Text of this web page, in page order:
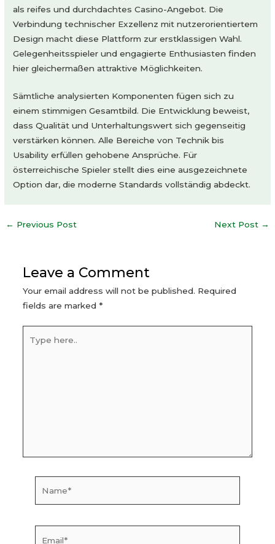
als reifes und durchdachtes Casino-Angebot. Die
Verbindung technischer Exzellenz mit nutzerorientiertem
Design macht diese Plattform zur erstklassigen Wahl.
Gelegenheitsspieler und engagierte Enthusiasten finden
hier gleichermaßen attraktive Möglichkeiten.
Sämtliche analysierten Komponenten fügen sich zu
einem stimmigen Gesamtbild. Die Entwicklung beweist,
dass Qualität und Unterhaltungswert sich gegenseitig
verstärken können. Alle Bereiche von Technik bis
Usability erfüllen gehobene Ansprüche. Für
österreichische Spieler stellt dies eine ausgezeichnete
Option dar, die moderne Standards vollständig abdeckt.
Post
← Previous Post Next Post →
Leave a Comment
Your email address will not be published. Required
fields are marked *
here..